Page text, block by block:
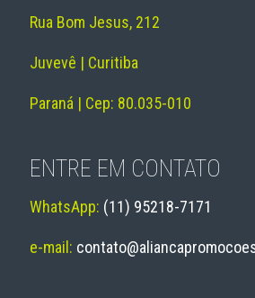
Rua Bom Jesus, 212
Juvevê | Curitiba
Paraná | Cep: 80.035-010
ENTRE EM CONTATO
WhatsApp: (11) 95218-7171
e-mail: